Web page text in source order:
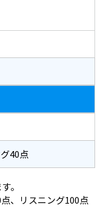
40点
。
、リスニング100点